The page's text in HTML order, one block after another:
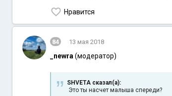
Нравится
84 13 мая 2018
_newra (модератор)
SHVETA сказал(а):
Это ты насчет малыша спереди?